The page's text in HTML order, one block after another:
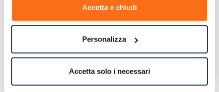
Accetta e chiudi
Personalizza
Accetta solo i necessari